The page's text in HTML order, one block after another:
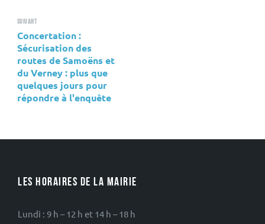
Suivant
Concertation :
Sécurisation des
routes de Samoëns et
du Verney : plus que
quelques jours pour
répondre à l'enquête
LES HORAIRES DE LA MAIRIE
Lundi : 9 h – 12 h et 14 h – 18 h